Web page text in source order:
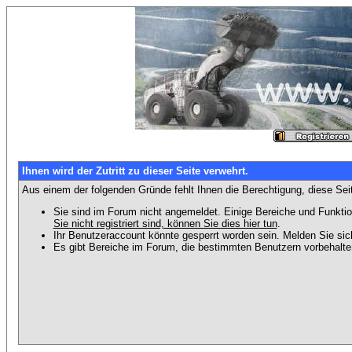
Ihnen wird der Zutritt zu dieser Seite verwehrt.
Aus einem der folgenden Gründe fehlt Ihnen die Berechtigung, diese
Sie sind im Forum nicht angemeldet. Einige Bereiche und
Sie nicht registriert sind, können Sie dies hier tun.
Ihr Benutzeraccount könnte gesperrt worden sein. Melden Sie
Es gibt Bereiche im Forum, die bestimmten Benutzern